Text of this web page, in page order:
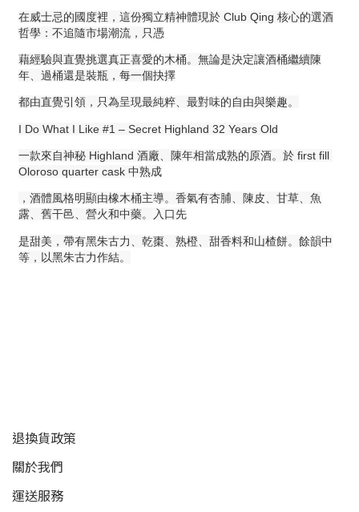
在威士忌的國度裡，這份獨立精神體現於 Club Qing 核心的選酒
哲學：不追隨市場潮流，只憑
藉經驗與直覺挑選真正喜愛的木桶。無論是決定讓酒桶繼續陳
年、過桶還是裝瓶，每一個抉擇
都由直覺引領，只為呈現最純粹、最對味的自由與樂趣。
I Do What I Like #1 – Secret Highland 32 Years Old
一款來自神秘 Highland 酒廠、陳年相當成熟的原酒。於 first fill
Oloroso quarter cask 中熟成
，酒體風格明顯由橡木桶主導。香氣有杏脯、陳皮、甘草、魚
露、舊干邑、營火和中藥。入口先
是甜美，帶有黑朱古力、乾棗、熟橙、甜香料和山楂餅。餘韻中
等，以黑朱古力作結。
退換貨政策
關於我們
運送服務